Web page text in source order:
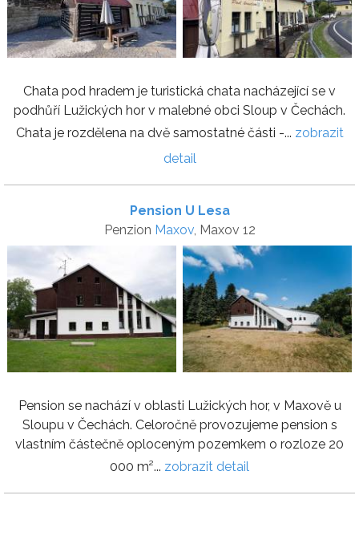
Chata pod hradem je turistická chata nacházející se v
podhůří Lužických hor v malebné obci Sloup v Čechách.
Chata je rozdělena na dvě samostatné části -... zobrazit
detail
Pension U Lesa
Penzion Maxov, Maxov 12
Pension se nachází v oblasti Lužických hor, v Maxově u
Sloupu v Čechách. Celoročně provozujeme pension s
vlastním částečně oploceným pozemkem o rozloze 20
000 m²... zobrazit detail